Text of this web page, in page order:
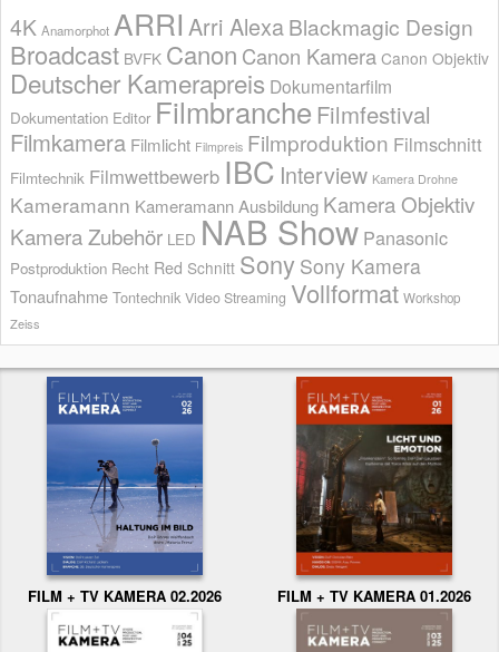
4K Anamorphot ARRI Arri AlexaBlackmagic Design
Broadcast BVFK Canon Canon Kamera Canon Objektiv
Deutscher Kamerapreis Dokumentarfilm
Dokumentation Editor Filmbranche Filmfestival
Filmkamera Filmlicht Filmpreis Filmproduktion Filmschnitt
Filmtechnik Filmwettbewerb IBC Interview Kamera Drohne
Kameramann Kameramann Ausbildung Kamera Objektiv
Kamera Zubehör LED NAB Show Panasonic
Postproduktion Recht Red Schnitt Sony Sony Kamera
Tonaufnahme Tontechnik Video Streaming Vollformat Workshop
Zeiss
FILM + TV KAMERA 02.2026 FILM + TV KAMERA 01.2026